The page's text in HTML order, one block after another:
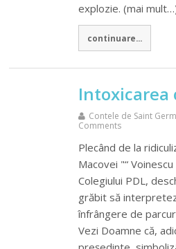
explozie. (mai
continuare...
Contele de Saint
Comments
Plecând de la
Macovei "“
Colegiului PDL,
grăbit să
înfrângere de
Vezi Doamne că,